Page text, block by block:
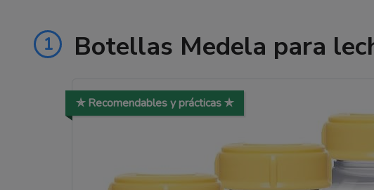
1 Botellas Medela para
✯ Recomendables y prácticas ✯